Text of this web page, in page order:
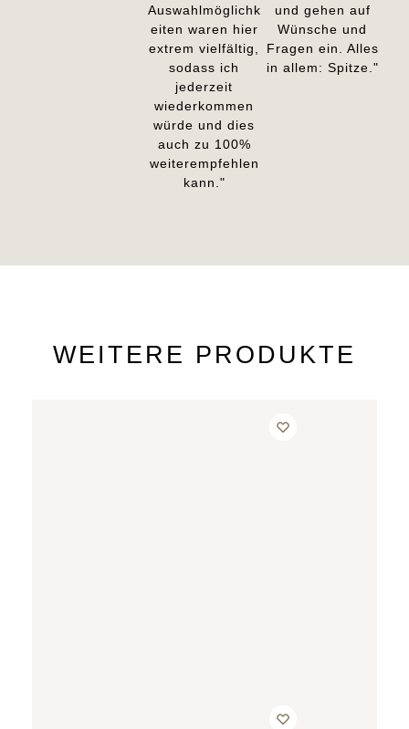
Auswahlmöglichk
eiten waren hier
extrem vielfältig,
sodass ich
jederzeit
wiederkommen
würde und dies
auch zu 100%
weiterempfehlen
kann."
und gehen auf
Wünsche und
Fragen ein. Alles
in allem: Spitze."
WEITERE PRODUKTE